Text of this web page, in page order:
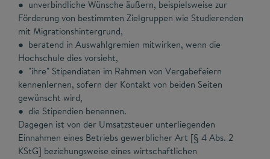
● unverbindliche Wünsche äußern, beispielsweise zur
Förderung von bestimmten Zielgruppen wie Studierenden
mit Migrationshintergrund,
● beratend in Auswahlgremien mitwirken, wenn die
Hochschule dies vorsieht,
● "ihre" Stipendiaten im Rahmen von Vergabefeiern
kennenlernen, sofern der Kontakt von beiden Seiten
gewünscht wird,
● die Stipendien benennen.
Dagegen ist von der Umsatzsteuer unterliegenden
Einnahmen eines Betriebs gewerblicher Art [§ 4 Abs. 2
KStG] beziehungsweise eines wirtschaftlichen